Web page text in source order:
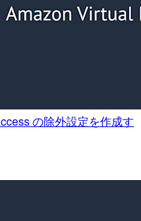
の除外設定を作成す